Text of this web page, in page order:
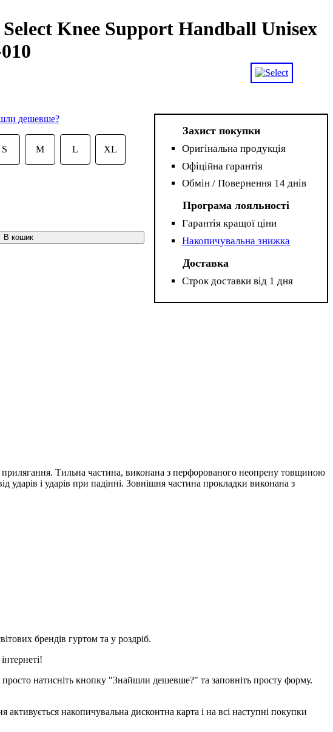
Knee Support Handball Unisex
дешевше?
S M L XL
В кошик
Захист покупки
Оригінальна продукція
Офіційна гарантія
Обмін / Повернення 14 днів
Програма лояльності
Гарантія кращої ціни
Накопичувальна знижка
Доставка
Строк доставки від 1 дня
Тильна частина, виконана з перфорованого неопрену товщиною
ударів і ударів при падінні. Зовнішня частина прокладки виконана з
брендів гуртом та у роздріб.
натисніть кнопку "Знайшли дешевше?" та заповніть просту форму.
накопичувальна дисконтна карта і на всі наступні покупки